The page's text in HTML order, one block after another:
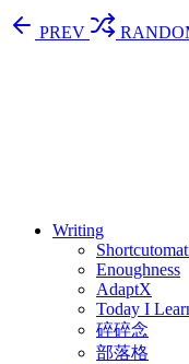
PREV
Writing
Enoughness
AdaptX
Today I
碎碎念
部落格